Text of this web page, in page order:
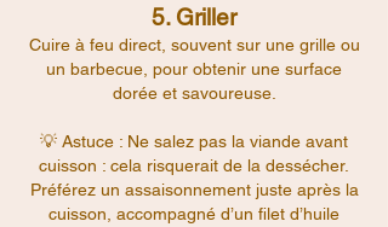
5. Griller
Cuire à feu direct, souvent sur une grille ou
un barbecue, pour obtenir une surface
dorée et savoureuse.
💡 Astuce : Ne salez pas la viande avant
cuisson : cela risquerait de la dessécher.
Préférez un assaisonnement juste après la
cuisson, accompagné d’un filet d’huile